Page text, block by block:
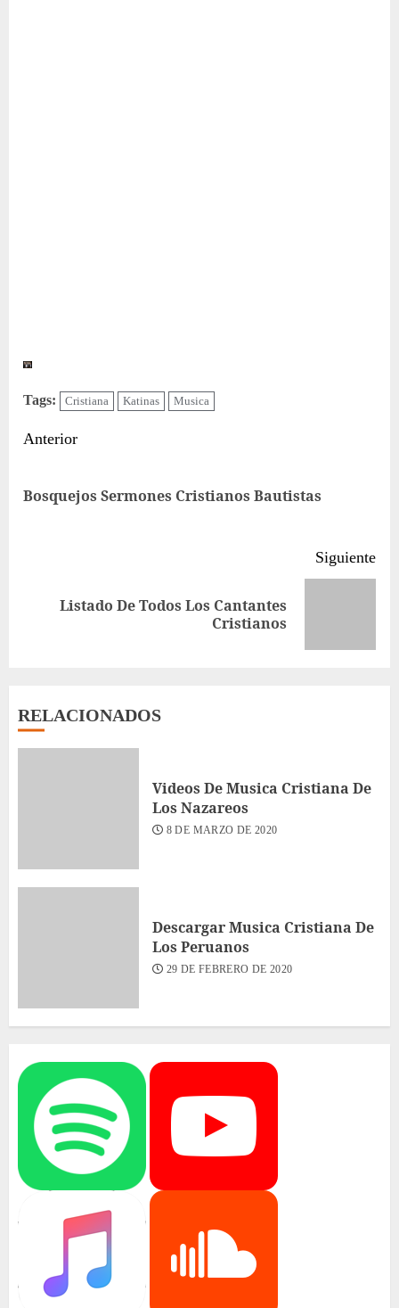
Tags: Cristiana Katinas Musica
Sigue
Anterior
Bosquejos Sermones Cristianos Bautistas
Siguiente
SiguienteListado De Todos Los Cantantes
Cristianos
RELACIONADOS
Videos De Musica Cristiana De
Los Nazareos
8 DE MARZO DE 2020
Descargar Musica Cristiana De
Los Peruanos
29 DE FEBRERO DE 2020